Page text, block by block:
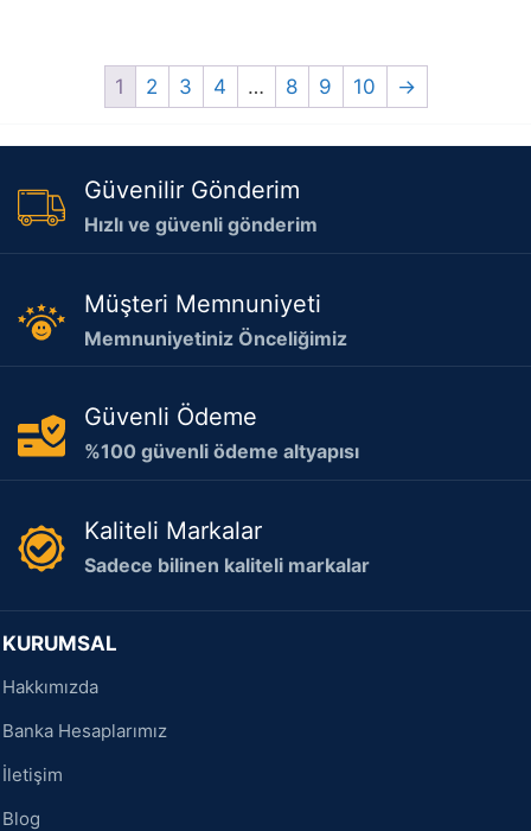
1 2 3 4 … 8 9 10 →
Güvenilir Gönderim
Hızlı ve güvenli gönderim
Müşteri Memnuniyeti
Memnuniyetiniz Önceliğimiz
Güvenli Ödeme
%100 güvenli ödeme altyapısı
Kaliteli Markalar
Sadece bilinen kaliteli markalar
KURUMSAL
Hakkımızda
Banka Hesaplarımız
İletişim
Blog